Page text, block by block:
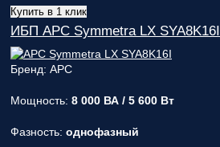
Купить в 1 клик
ИБП APC Symmetra LX SYA8K16I
Бренд: APC
Мощность: 8 000 ВА / 5 600 Вт
Фазность: однофазный